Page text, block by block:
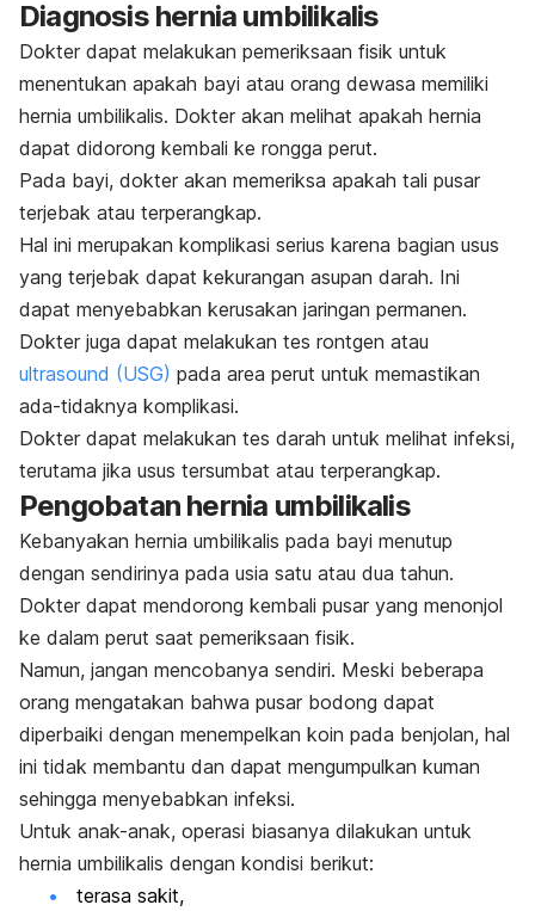
Diagnosis hernia umbilikalis
Dokter dapat melakukan pemeriksaan fisik untuk
menentukan apakah bayi atau orang dewasa memiliki
hernia umbilikalis. Dokter akan melihat apakah hernia
dapat didorong kembali ke rongga perut.
Pada bayi, dokter akan memeriksa apakah tali pusar
terjebak atau terperangkap.
Hal ini merupakan komplikasi serius karena bagian usus
yang terjebak dapat kekurangan asupan darah. Ini
dapat menyebabkan kerusakan jaringan permanen.
Dokter juga dapat melakukan tes rontgen atau
ultrasound (USG) pada area perut untuk memastikan
ada-tidaknya komplikasi.
Dokter dapat melakukan tes darah untuk melihat infeksi,
terutama jika usus tersumbat atau terperangkap.
Pengobatan hernia umbilikalis
Kebanyakan hernia umbilikalis pada bayi menutup
dengan sendirinya pada usia satu atau dua tahun.
Dokter dapat mendorong kembali pusar yang menonjol
ke dalam perut saat pemeriksaan fisik.
Namun, jangan mencobanya sendiri. Meski beberapa
orang mengatakan bahwa pusar bodong dapat
diperbaiki dengan menempelkan koin pada benjolan, hal
ini tidak membantu dan dapat mengumpulkan kuman
sehingga menyebabkan infeksi.
Untuk anak-anak, operasi biasanya dilakukan untuk
hernia umbilikalis dengan kondisi berikut:
terasa sakit,